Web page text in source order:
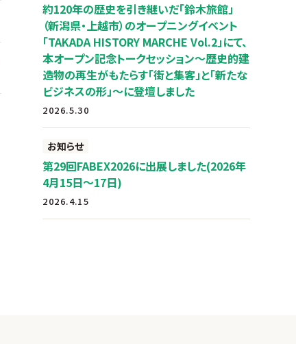
約120年の歴史を引き継いだ「鈴木旅館」
（新潟県・上越市）のオープニングイベント
「TAKADA HISTORY MARCHE Vol.2」にて、
本オープン記念トークセッション～歴史的建
造物の再生がもたらす「街と集客」と「新たな
ビジネスの形」～に登壇しました
2026.5.30
お知らせ
第29回FABEX2026に出展しました(2026年
4月15日～17日)
2026.4.15